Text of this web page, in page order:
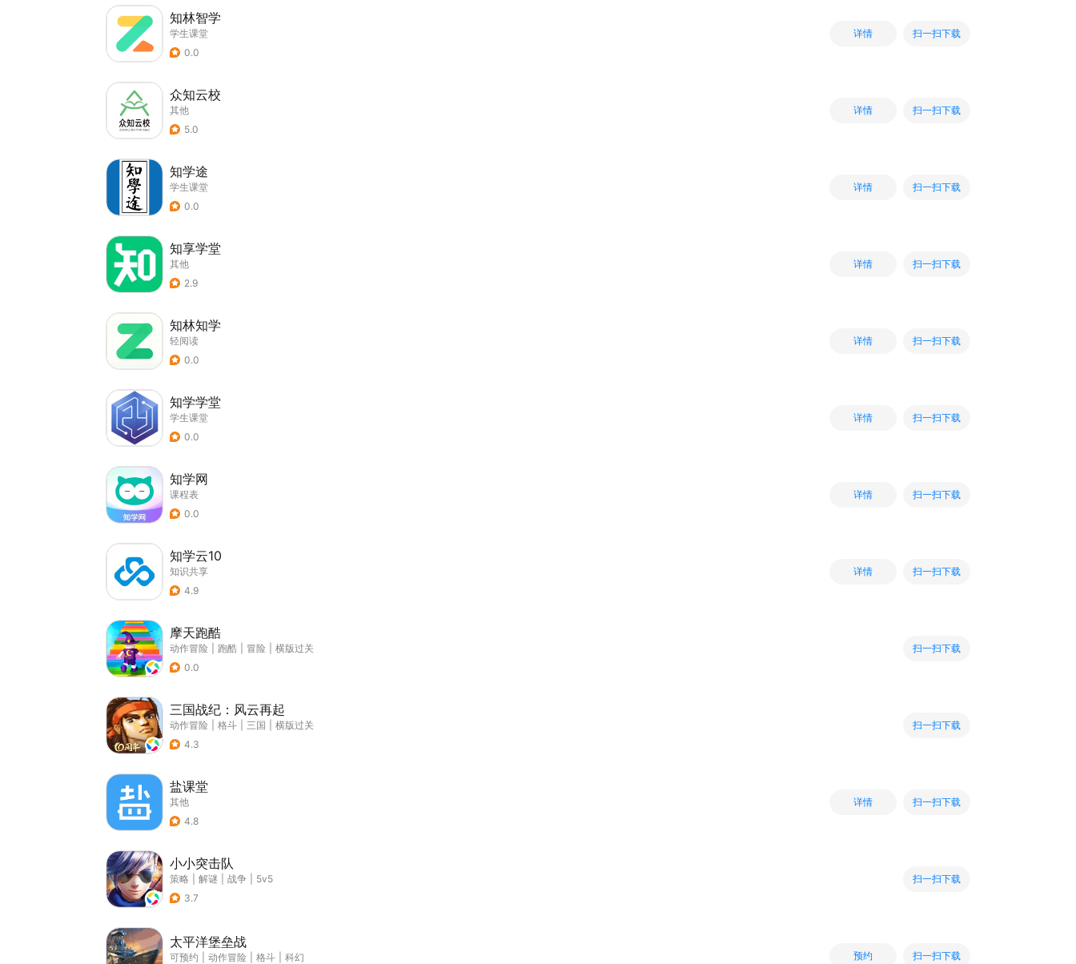
知林智学
学生课堂
0.0
详情 扫一扫下载
众知云校
其他
5.0
详情 扫一扫下载
知学途
学生课堂
0.0
详情 扫一扫下载
知享学堂
其他
2.9
详情 扫一扫下载
知林知学
轻阅读
0.0
详情 扫一扫下载
知学学堂
学生课堂
0.0
详情 扫一扫下载
知学网
课程表
0.0
详情 扫一扫下载
知学云10
知识共享
4.9
详情 扫一扫下载
摩天跑酷
动作冒险 跑酷 冒险
横版过关
0.0
扫一扫下载
三国战纪：风云再起
动作冒险 格斗 三国
横版过关
4.3
扫一扫下载
盐课堂
其他
4.8
详情 扫一扫下载
小小突击队
策略 解谜 战争
5v5
3.7
扫一扫下载
太平洋堡垒战
可预约 动作冒险 格斗
科幻
预约 扫一扫下载